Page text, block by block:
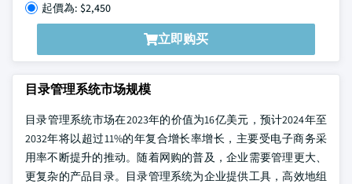
起價為: $2,450
立即购买
目录管理系统市场规模
目录管理系统市场在2023年的价值为16亿美元，预计2024年至
2032年将以超过11%的年复合增长率增长，主要受电子商务采
用率不断提升的推动。随着网购的普及，企业需要管理更大、
更复杂的产品目录。目录管理系统为企业提供工具，高效地组